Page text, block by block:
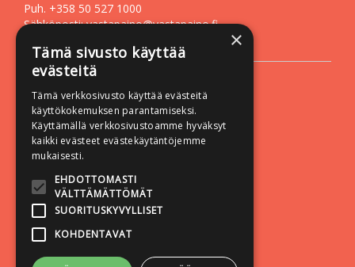
Puh. +358 50 527 1000
Sähköposti:vastapaino@vastapaino.fi
Lisätietoa
Toimitusehdot
Käyttöohjeet
Tietosuojaseloste
Saavutettavuusseloste
×
Tämä sivusto käyttää
evästeitä
Tämä verkkosivusto käyttää evästeitä
käyttökokemuksen parantamiseksi.
Käyttämällä verkkosivustoamme hyväksyt
kaikki evästeet evästekäytäntöjemme
mukaisesti.
EHDOTTOMASTI
VÄLTTÄMÄTTÖMÄT
SUORITUSKYVYLLISET
KOHDENTAVAT